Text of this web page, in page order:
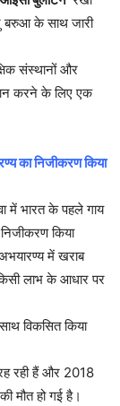
बरुआ के साथ जारी
संस्थानों और
करने के लिए एक
का निजीकरण किया
में भारत के पहले गाय
किया
में खराब
लाभ के आधार पर
विकसित किया
रही हैं और 2018
मौत हो गई है।